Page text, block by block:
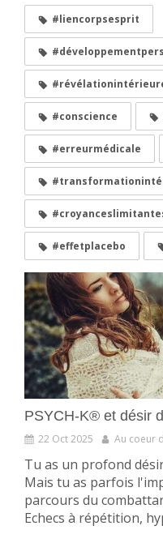
#liencorpsesprit
#conscience
#erreurmédicale
#effetplacebo
PSYCH-K® et désir
22 Oct 2025 Au coeur
Tu as un profond
Mais tu as parfois
parcours du
Echecs à répétition,